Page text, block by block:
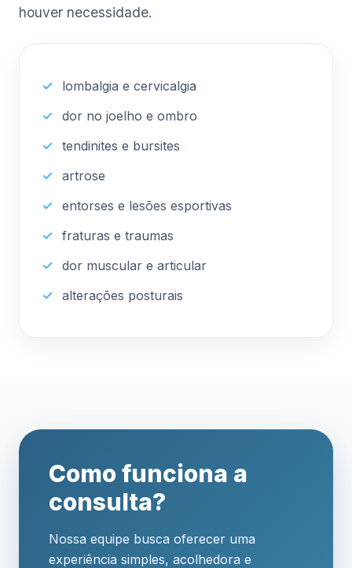
houver necessidade.
lombalgia e cervicalgia
dor no joelho e ombro
tendinites e bursites
artrose
entorses e lesões esportivas
fraturas e traumas
dor muscular e articular
alterações posturais
Como funciona a
consulta?
Nossa equipe busca oferecer uma
experiência simples, acolhedora e